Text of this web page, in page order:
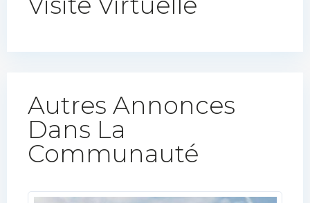
Autres Annonces
Dans La
Communauté​